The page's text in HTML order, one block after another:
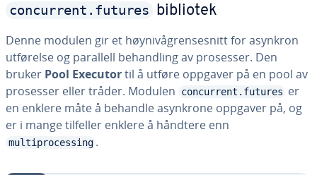
concurrent.futures bibliotek
Denne modulen gir et høynivågrensesnitt for asynkron
utførelse og parallell behandling av prosesser. Den
bruker Pool Executortil å utføre oppgaver på en pool av
prosesser eller tråder. Modulen
concurrent.futures er
en enklere måte å behandle asynkrone oppgaver på, og
er i mange tilfeller enklere å håndtere enn
multiprocessing .